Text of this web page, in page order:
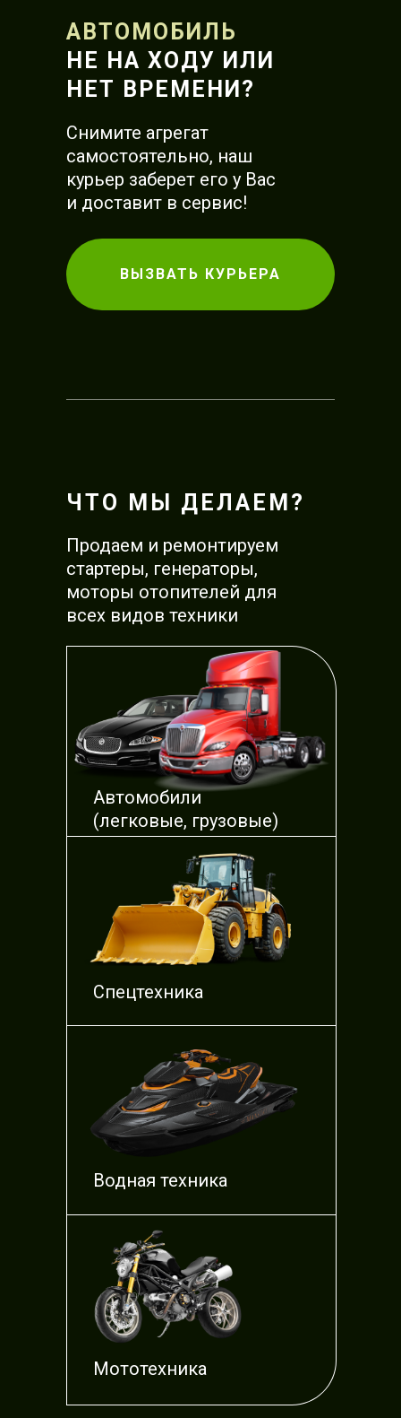
ВЫЗВАТЬ КУРЬЕРА
АВТОМОБИЛЬ
НЕ НА ХОДУ ИЛИ
НЕТ ВРЕМЕНИ?
Снимите агрегат
самостоятельно, наш
курьер заберет его у Вас
и доставит в сервис!
выезда курьера
- бесплатно
Продаем и ремонтируем
стартеры, генераторы,
моторы отопителей для
всех видов техники
ЧТО МЫ ДЕЛАЕМ?
Водная техника
Автомобили
(легковые, грузовые)
Спецтехника
Мототехника